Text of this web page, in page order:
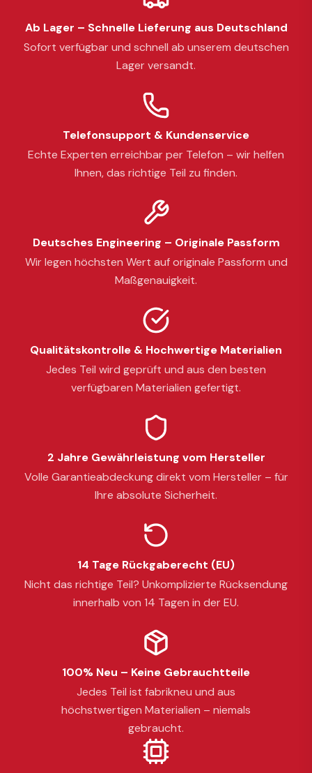
Ab Lager – Schnelle Lieferung aus Deutschland
Sofort verfügbar und schnell ab unserem deutschen
Lager versandt.
Telefonsupport & Kundenservice
Echte Experten erreichbar per Telefon – wir helfen
Ihnen, das richtige Teil zu finden.
Deutsches Engineering – Originale Passform
Wir legen höchsten Wert auf originale Passform und
Maßgenauigkeit.
Qualitätskontrolle & Hochwertige Materialien
Jedes Teil wird geprüft und aus den besten
verfügbaren Materialien gefertigt.
2 Jahre Gewährleistung vom Hersteller
Volle Garantieabdeckung direkt vom Hersteller – für
Ihre absolute Sicherheit.
14 Tage Rückgaberecht (EU)
Nicht das richtige Teil? Unkomplizierte Rücksendung
innerhalb von 14 Tagen in der EU.
100% Neu – Keine Gebrauchtteile
Jedes Teil ist fabrikneu und aus
höchstwertigen Materialien – niemals
gebraucht.